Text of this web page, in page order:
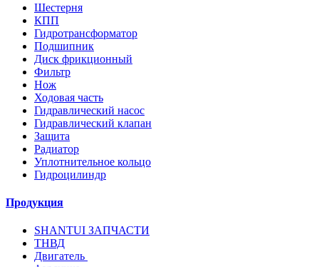
Шестерня
КПП
Гидротрансформатор
Подшипник
Диск фрикционный
Фильтр
Нож
Ходовая часть
Гидравлический насос
Гидравлический клапан
Защита
Радиатор
Уплотнительное кольцо
Гидроцилиндр
Продукция
SHANTUI ЗАПЧАСТИ
ТНВД
Двигатель